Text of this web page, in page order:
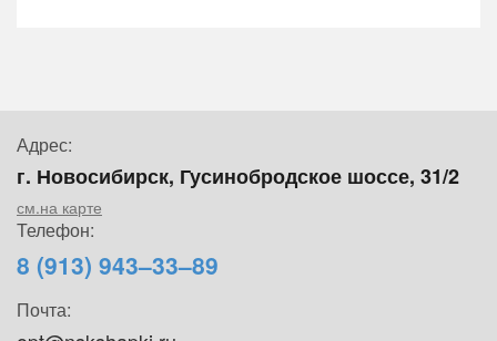
Адрес:
г. Новосибирск, Гусинобродское шоссе, 31/2
см.на карте
Телефон:
8 (913) 943–33–89
Почта: